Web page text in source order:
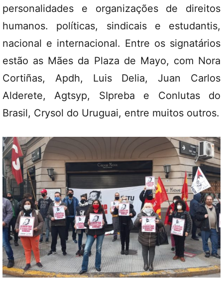
personalidades e organizações de direitos
humanos. políticas, sindicais e estudantis,
nacional e internacional. Entre os signatários
estão as Mães da Plaza de Mayo, com Nora
Cortiñas, Apdh, Luis Delia, Juan Carlos
Alderete, Agtsyp, SIpreba e Conlutas do
Brasil, Crysol do Uruguai, entre muitos outros.